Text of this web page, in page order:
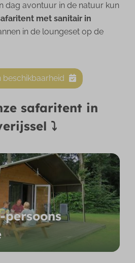
dag avontuur in de natuur kun
met sanitair in
in de loungeset op de
beschikbaarheid
safaritent in
⤵